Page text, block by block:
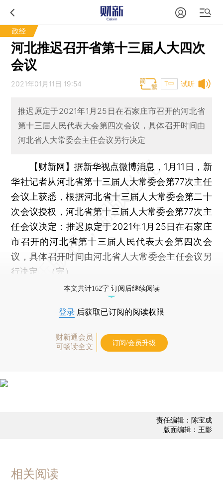
政经
河北推迟召开省第十三届人大四次
会议
试听
2021年01月11日 19:54 T中
推迟原定于2021年1月25日在石家庄市召开的河北省
第十三届人民代表大会第四次会议，具体召开时间由
河北省人大常委会主任会议另行决定
【财新网】 据新华视点微博消息，1月11日，新
华社记者从河北省第十三届人大常委会第77次主任
会议上获悉，根据河北省十三届人大常委会第二十
次会议授权，河北省第十三届人大常委会第77次主
任会议决定：推迟原定于2021年1月25日在石家庄
市召开的河北省第十三届人民代表大会第四次会
议，具体召开时间由河北省人大常委会主任会议另
行决定。（完）
本文共计162字 订阅后继续阅读
登录 后获取已订阅的阅读权限
财新通会员
可畅读全文
订阅/会员升级
责任编辑：陈宝成
版面编辑：王影
相关阅读